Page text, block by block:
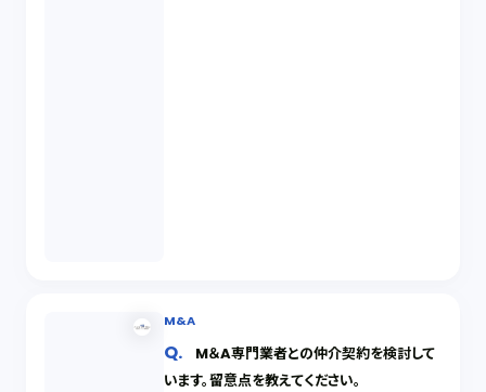
M&A
M＆A専門業者との仲介契約を検討して
います。留意点を教えてください。